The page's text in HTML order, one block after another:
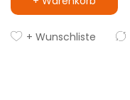
+ Wunschliste